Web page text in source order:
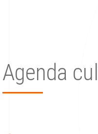
Agenda